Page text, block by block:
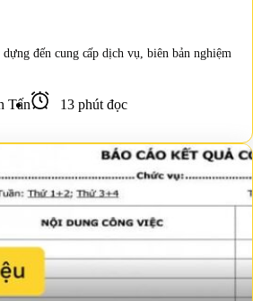
đến cung cấp dịch vụ, biên bản nghiệm
Tấn 13 phút đọc